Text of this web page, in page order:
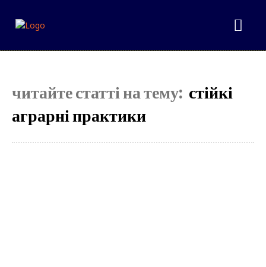
читайте статті на тему: стійкі
аграрні практики